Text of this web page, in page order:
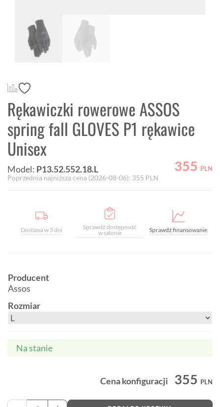
Rękawiczki rowerowe ASSOS
spring fall GLOVES P1 rękawice
Unisex
Model: P13.52.552.18.L 355 PLN
Poprzednia najniższa cena (2026-08-06): 355 PLN
Dostawa w 3 dni
Sprawdź dostępność
w salonie
Sprawdź finansowanie
Producent
Assos
Rozmiar
Na stanie
Cena konfiguracji 355 PLN
ilość